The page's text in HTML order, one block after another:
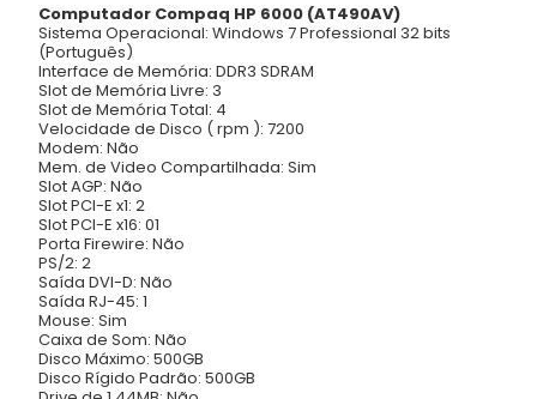
Computador Compaq HP 6000 (AT490AV)
Sistema Operacional: Windows 7 Professional 32 bits
(Português)
Interface de Memória: DDR3 SDRAM
Slot de Memória Livre: 3
Slot de Memória Total: 4
Velocidade de Disco ( rpm ): 7200
Modem: Não
Mem. de Video Compartilhada: Sim
Slot AGP: Não
Slot PCI-E x1: 2
Slot PCI-E x16: 01
Porta Firewire: Não
PS/2: 2
Saída DVI-D: Não
Saída RJ-45: 1
Mouse: Sim
Caixa de Som: Não
Disco Máximo: 500GB
Disco Rígido Padrão: 500GB